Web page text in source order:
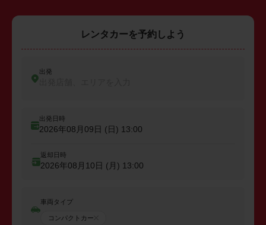
レンタカーを予約しよう
出発
出発日時
2026年08月09日 (日) 13:00
返却日時
2026年08月10日 (月) 13:00
車両タイプ
コンパクトカー